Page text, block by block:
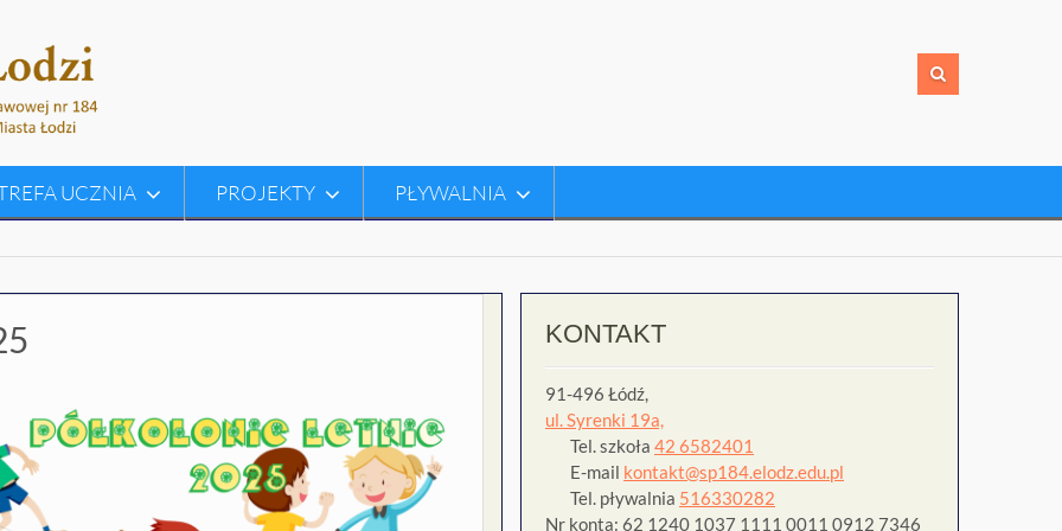
UCZNIA PROJEKTY PŁYWALNIA
KONTAKT
91-496 Łódź,
ul. Syrenki 19a,
Tel. szkoła 42 6582401
E-mail kontakt@sp184.elodz.edu.pl
Tel. pływalnia 516330282
Nr konta: 62 1240 1037 1111 0011 0912 7346